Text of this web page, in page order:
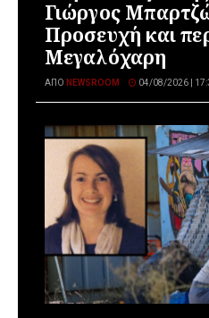
Γιώργος
Προσευχή και
Μεγαλόχαρη
ΑΠΌ NEWSROOM 04/08/2026 |